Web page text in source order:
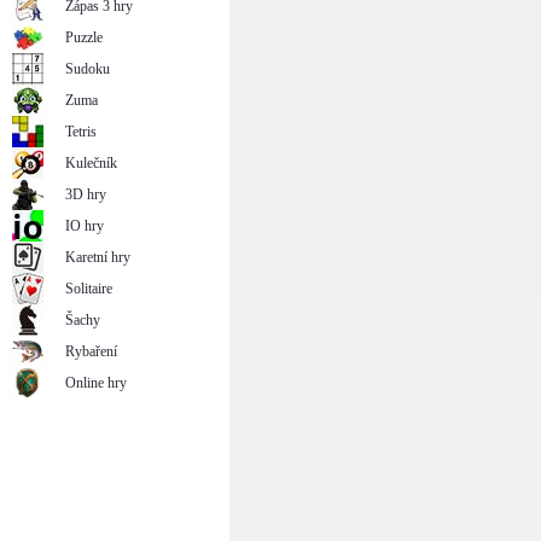
Zápas 3 hry
Puzzle
Sudoku
Zuma
Tetris
Kulečník
3D hry
IO hry
Karetní hry
Solitaire
Šachy
Rybaření
Online hry